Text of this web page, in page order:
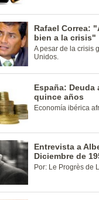
Rafael Correa:
bien a la crisis"
A pesar de la crisis
Unidos.
España: Deuda
quince años
Economía ibérica
Entrevista a
Diciembre de
Por: Le Progrès de